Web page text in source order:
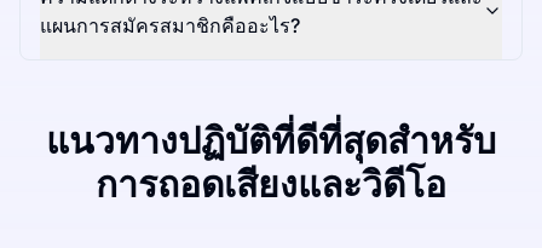
แผนการสมัครสมาชิกคืออะไร?
แนวทางปฏิบัติที่ดีที่สุดสำหรับ
การถอดเสียงและวิดีโอ